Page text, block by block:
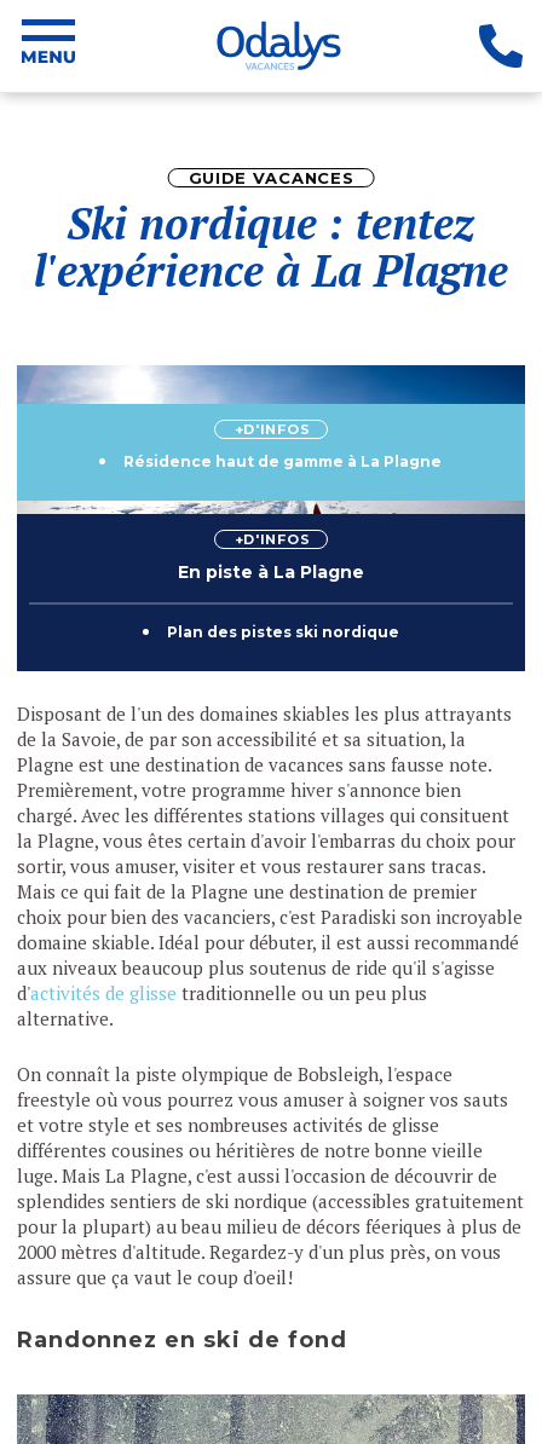
GUIDE VACANCES
Ski nordique : tentez
l'expérience à La Plagne
+D'INFOS
Résidence haut de gamme à La Plagne
+D'INFOS
En piste à La Plagne
Plan des pistes ski nordique
Disposant de l'un des domaines skiables les plus attrayants
de la Savoie, de par son accessibilité et sa situation, la
Plagne est une destination de vacances sans fausse note.
Premièrement, votre programme hiver s'annonce bien
chargé. Avec les différentes stations villages qui consituent
la Plagne, vous êtes certain d'avoir l'embarras du choix pour
sortir, vous amuser, visiter et vous restaurer sans tracas.
Mais ce qui fait de la Plagne une destination de premier
choix pour bien des vacanciers, c'est Paradiski son incroyable
domaine skiable. Idéal pour débuter, il est aussi recommandé
aux niveaux beaucoup plus soutenus de ride qu'il s'agisse
d'activités de glisse traditionnelle ou un peu plus
alternative.
On connaît la piste olympique de Bobsleigh, l'espace
freestyle où vous pourrez vous amuser à soigner vos sauts
et votre style et ses nombreuses activités de glisse
différentes cousines ou héritières de notre bonne vieille
luge. Mais La Plagne, c'est aussi l'occasion de découvrir de
splendides sentiers de ski nordique (accessibles gratuitement
pour la plupart) au beau milieu de décors féeriques à plus de
2000 mètres d'altitude. Regardez-y d'un plus près, on vous
assure que ça vaut le coup d'oeil!
Randonnez en ski de fond